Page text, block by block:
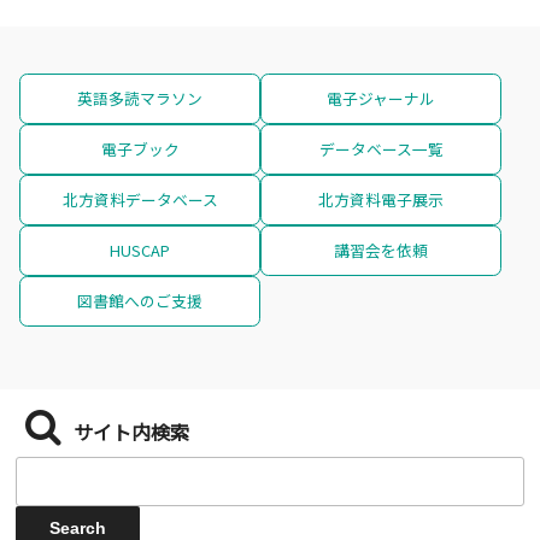
英語多読マラソン 電子ジャーナル
電子ブック データベース一覧
北方資料データベース 北方資料電子展示
HUSCAP 講習会を依頼
図書館へのご支援
サイト内検索